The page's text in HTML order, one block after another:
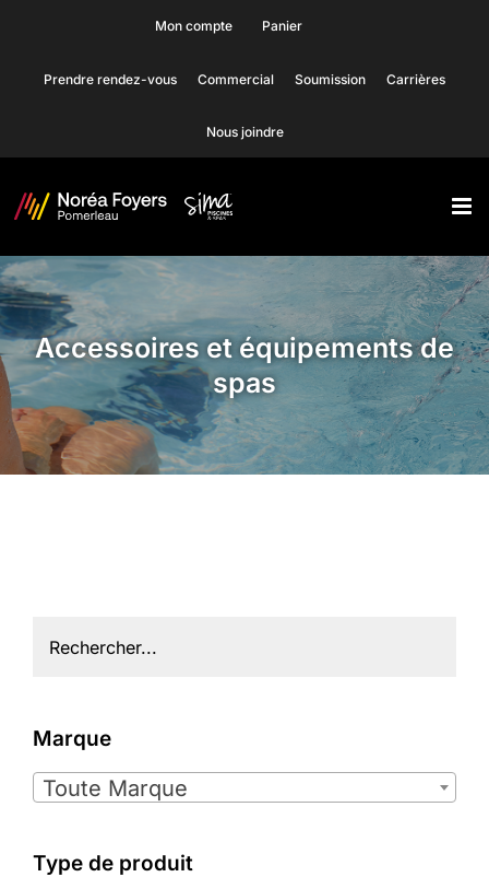
content
Mon compte Panier
Prendre rendez-vous Commercial Soumission Carrières
Nous joindre
Accessoires et équipements de
spas
Marque
Toute Marque
Type de produit